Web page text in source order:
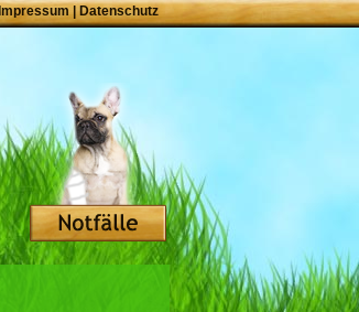
Impressum|Datenschutz